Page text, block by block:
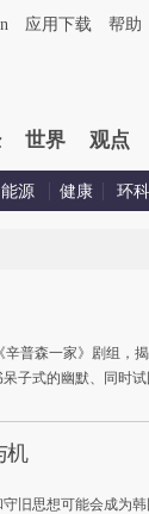
应用下载 帮助
世界 观点
能源 健康 环科
普森一家》剧组，
子式的幽默、同时
机
旧思想可能会成为韩